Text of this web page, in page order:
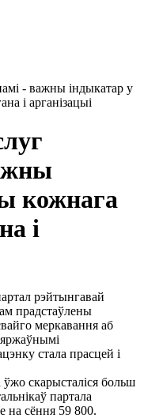
- важны індыкатар у
і арганізацыі
кожнага
і
рэйтынгавай
прадстаўлены
меркавання аб
стала прасцей і
скарысталіся больш
партала
на сёння 59 800.